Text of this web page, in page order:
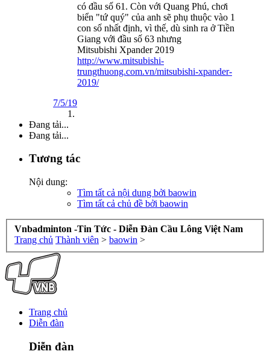
có đầu số 61. Còn với Quang Phú, chơi
biển "tứ quý" của anh sẽ phụ thuộc vào 1
con số nhất định, vì thế, dù sinh ra ở Tiền
Giang với đầu số 63 nhưng
Mitsubishi Xpander 2019
http://www.mitsubishi-
trungthuong.com.vn/mitsubishi-xpander-
2019/
7/5/19
Đang tải...
Đang tải...
Tương tác
Nội dung:
Tìm tất cả nội dung bởi baowin
Tìm tất cả chủ đề bởi baowin
Vnbadminton -Tin Tức - Diễn Đàn Cầu Lông Việt Nam
Trang chủ Thành viên > baowin >
Trang chủ
Diễn đàn
Diễn đàn